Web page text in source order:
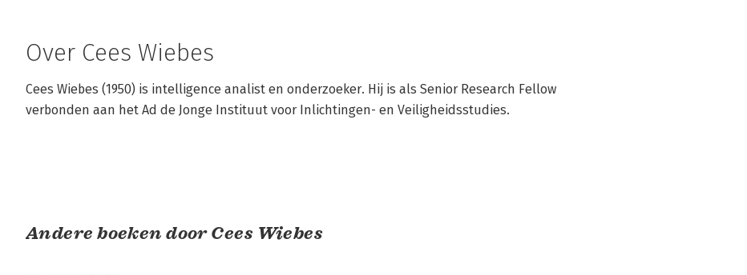
Over Cees Wiebes
Cees Wiebes (1950) is intelligence analist en onderzoeker. Hij is als Senior Research Fellow
verbonden aan het Ad de Jonge Instituut voor Inlichtingen- en Veiligheidsstudies.
Andere boeken door Cees Wiebes